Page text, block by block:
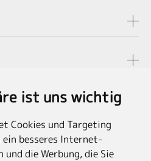
ist uns wichtig
Cookies und Targeting
ein besseres Internet-
die Werbung, die Sie
Listenpreise der Hotels, bei
der Einzelleistungen.
Preise des Reiseveranstalters.